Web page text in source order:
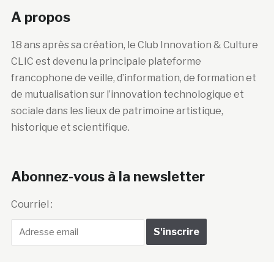
A propos
18 ans après sa création, le Club Innovation & Culture
CLIC est devenu la principale plateforme
francophone de veille, d’information, de formation et
de mutualisation sur l’innovation technologique et
sociale dans les lieux de patrimoine artistique,
historique et scientifique.
Abonnez-vous à la newsletter
Courriel :